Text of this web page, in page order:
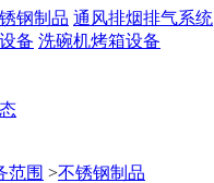
钢制品 通风排烟排气系统
备 洗碗机烤箱设备
范围 >不锈钢制品